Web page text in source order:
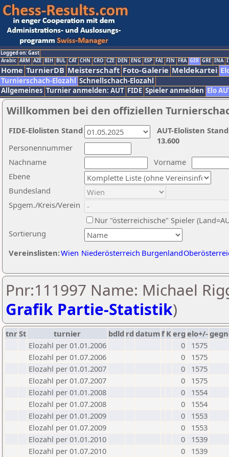
Logged on: Gast
Arabic ARM AZE BIH BUL CAT CHN CRO CZE DEN ENG ESP FAI FIN FRA GER GRE INA
Home TurnierDB Meisterschaft Foto-Galerie Meldekartei
Turnierschach-Elozahl Schnellschach-Elozahl
Allgemeines Turnier anmelden: AUT FIDE Spieler anmelden Elo
Willkommen bei den offiziellen
Nachname
Vorname
Ebene
Sortierung
Personennummer
Bundesland
Spgem./Kreis/Verein
Nur "österreichische" Spieler
Vereinslisten:Wien Niederösterreich Burgenland
AUT-Elolisten
13.600
FIDE-Elolisten Stand
Pnr:111997 Name: Michael
Grafik Partie-Statistik)
tnrSt turnier bdld rd datumf Kerg elo+/-
Elozahl per 01.01.2006
0
1575
Elozahl per 01.07.2006
0
1575
Elozahl per 01.01.2007
0
1575
Elozahl per 01.07.2007
0
1575
Elozahl per 01.01.2008
0
1554
Elozahl per 01.07.2008
0
1554
Elozahl per 01.01.2009
0
1553
Elozahl per 01.07.2009
0
1553
Elozahl per 01.01.2010
0
1539
Elozahl per 01.07.2010
0
1539